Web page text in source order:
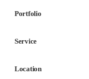
Portfolio
Service
Location